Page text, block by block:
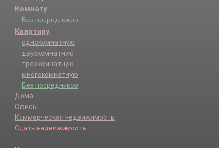
Комнату
Без посредников
Квартиру
однокомнатную
двухкомнатную
трехкомнатную
многокомнатную
Без посредников
Дома
Офисы
Коммерческая недвижимость
Сдать недвижимость